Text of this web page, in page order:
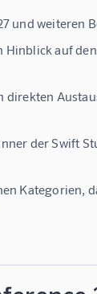
und weiteren
auf
direkten
der Swift